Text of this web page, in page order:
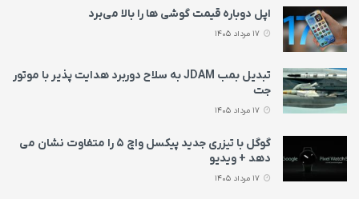
اپل دوباره قیمت‌ گوشی ها را بالا می‌برد
تبدیل بمب JDAM به سلاح دوربرد هدایت پذیر با موتور
جت
گوگل با تیزری جدید پیکسل واچ ۵ را متفاوت نشان می‌
دهد + ویدیو